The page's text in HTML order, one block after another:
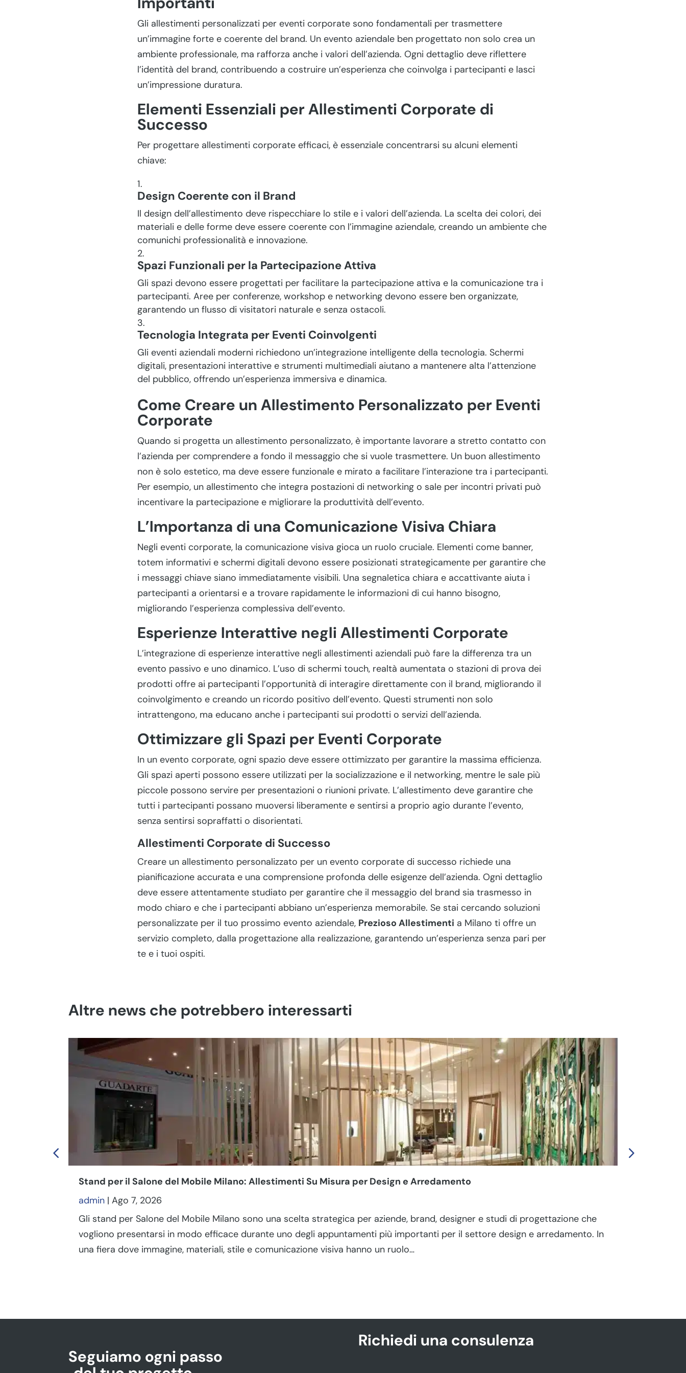
Gli allestimenti personalizzati per eventi corporate sono fondamentali per trasmettere
un’immagine forte e coerente del brand. Un evento aziendale ben progettato non solo crea un
ambiente professionale, ma rafforza anche i valori dell’azienda. Ogni dettaglio deve riflettere
l’identità del brand, contribuendo a costruire un’esperienza che coinvolga i partecipanti e lasci
un’impressione duratura.
Elementi Essenziali per Allestimenti Corporate di
Successo
Per progettare allestimenti corporate efficaci, è essenziale concentrarsi su alcuni elementi
chiave:
Design Coerente con il Brand
Il design dell’allestimento deve rispecchiare lo stile e i valori dell’azienda. La scelta dei colori, dei
materiali e delle forme deve essere coerente con l’immagine aziendale, creando un ambiente che
comunichi professionalità e innovazione.
Spazi Funzionali per la Partecipazione Attiva
Gli spazi devono essere progettati per facilitare la partecipazione attiva e la comunicazione tra i
partecipanti. Aree per conferenze, workshop e networking devono essere ben organizzate,
garantendo un flusso di visitatori naturale e senza ostacoli.
Tecnologia Integrata per Eventi Coinvolgenti
Gli eventi aziendali moderni richiedono un’integrazione intelligente della tecnologia. Schermi
digitali, presentazioni interattive e strumenti multimediali aiutano a mantenere alta l’attenzione
del pubblico, offrendo un’esperienza immersiva e dinamica.
Come Creare un Allestimento Personalizzato per Eventi
Corporate
Quando si progetta un allestimento personalizzato, è importante lavorare a stretto contatto con
l’azienda per comprendere a fondo il messaggio che si vuole trasmettere. Un buon allestimento
non è solo estetico, ma deve essere funzionale e mirato a facilitare l’interazione tra i partecipanti.
Per esempio, un allestimento che integra postazioni di networking o sale per incontri privati può
incentivare la partecipazione e migliorare la produttività dell’evento.
L’Importanza di una Comunicazione Visiva Chiara
Negli eventi corporate, la comunicazione visiva gioca un ruolo cruciale. Elementi come banner,
totem informativi e schermi digitali devono essere posizionati strategicamente per garantire che
i messaggi chiave siano immediatamente visibili. Una segnaletica chiara e accattivante aiuta i
partecipanti a orientarsi e a trovare rapidamente le informazioni di cui hanno bisogno,
migliorando l’esperienza complessiva dell’evento.
Esperienze Interattive negli Allestimenti Corporate
L’integrazione di esperienze interattive negli allestimenti aziendali può fare la differenza tra un
evento passivo e uno dinamico. L’uso di schermi touch, realtà aumentata o stazioni di prova dei
prodotti offre ai partecipanti l’opportunità di interagire direttamente con il brand, migliorando il
coinvolgimento e creando un ricordo positivo dell’evento. Questi strumenti non solo
intrattengono, ma educano anche i partecipanti sui prodotti o servizi dell’azienda.
Ottimizzare gli Spazi per Eventi Corporate
In un evento corporate, ogni spazio deve essere ottimizzato per garantire la massima efficienza.
Gli spazi aperti possono essere utilizzati per la socializzazione e il networking, mentre le sale più
piccole possono servire per presentazioni o riunioni private. L’allestimento deve garantire che
tutti i partecipanti possano muoversi liberamente e sentirsi a proprio agio durante l’evento,
senza sentirsi sopraffatti o disorientati.
Allestimenti Corporate di Successo
Creare un allestimento personalizzato per un evento corporate di successo richiede una
pianificazione accurata e una comprensione profonda delle esigenze dell’azienda. Ogni dettaglio
deve essere attentamente studiato per garantire che il messaggio del brand sia trasmesso in
modo chiaro e che i partecipanti abbiano un’esperienza memorabile. Se stai cercando soluzioni
personalizzate per il tuo prossimo evento aziendale, Prezioso Allestimenti a Milano ti offre un
servizio completo, dalla progettazione alla realizzazione, garantendo un’esperienza senza pari per
te e i tuoi ospiti.
Altre news che potrebbero interessarti
Stand per il Salone del Mobile Milano: Allestimenti Su Misura per Design e Arredamento
admin | Ago 7, 2026
Gli stand per Salone del Mobile Milano sono una scelta strategica per aziende, brand, designer e studi di progettazione che
vogliono presentarsi in modo efficace durante uno degli appuntamenti più importanti per il settore design e arredamento. In
una fiera dove immagine, materiali, stile e comunicazione visiva hanno un ruolo…
Seguiamo ogni passo
Richiedi una consulenza